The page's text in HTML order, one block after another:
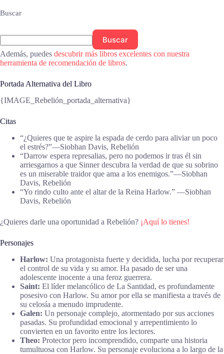
Buscar
Buscar
Además, puedes descubrir más libros excelentes con nuestra
herramienta de recomendación de libros.
Portada Alternativa del Libro
{IMAGE_Rebelión_portada_alternativa}
Citas
“¿Quieres que te aspire la espada de cerdo para aliviar un poco
el estrés?”—Siobhan Davis, Rebelión
“Darrow espera represalias, pero no podemos ir tras él sin
arriesgarnos a que Sinner descubra la verdad de que su sobrino
es un miserable traidor que ama a los enemigos.”—Siobhan
Davis, Rebelión
“Yo rindo culto ante el altar de la Reina Harlow.” —Siobhan
Davis, Rebelión
¿Quieres darle una oportunidad a Rebelión? ¡Aquí lo tienes!
Personajes
Harlow: Una protagonista fuerte y decidida, lucha por recuperar
el control de su vida y su amor. Ha pasado de ser una
adolescente inocente a una feroz guerrera.
Saint: El líder melancólico de La Santidad, es profundamente
posesivo con Harlow. Su amor por ella se manifiesta a través de
su celosía a menudo imprudente.
Galen: Un personaje complejo, atormentado por sus acciones
pasadas. Su profundidad emocional y arrepentimiento lo
convierten en un favorito entre los lectores.
Theo: Protector pero incomprendido, comparte una historia
tumultuosa con Harlow. Su personaje evoluciona a lo largo de la